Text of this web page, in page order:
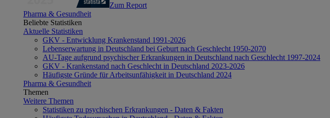
Zum Report
Pharma & Gesundheit
Beliebte Statistiken
Aktuelle Statistiken
GKV - Entwicklung Krankenstand 1991-2026
Lebenserwartung in Deutschland bei Geburt nach Geschlecht 1950-2070
AU-Tage aufgrund psychischer Erkrankungen in Deutschland nach Geschlecht 1997-2024
GKV - Krankenstand nach Geschlecht in Deutschland 2023-2026
Häufigste Gründe für Arbeitsunfähigkeit in Deutschland 2024
Pharma & Gesundheit
Themen
Weitere Themen
Statistiken zu psychischen Erkrankungen - Daten & Fakten